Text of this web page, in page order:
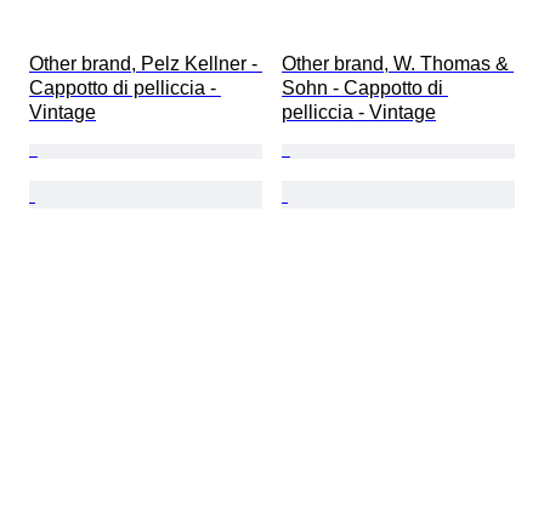
Other brand, Pelz Kellner -
Cappotto di pelliccia -
Vintage
Other brand, W. Thomas &
Sohn - Cappotto di
pelliccia - Vintage